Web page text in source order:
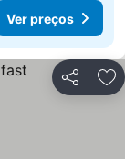
Ver preços
Partilhar